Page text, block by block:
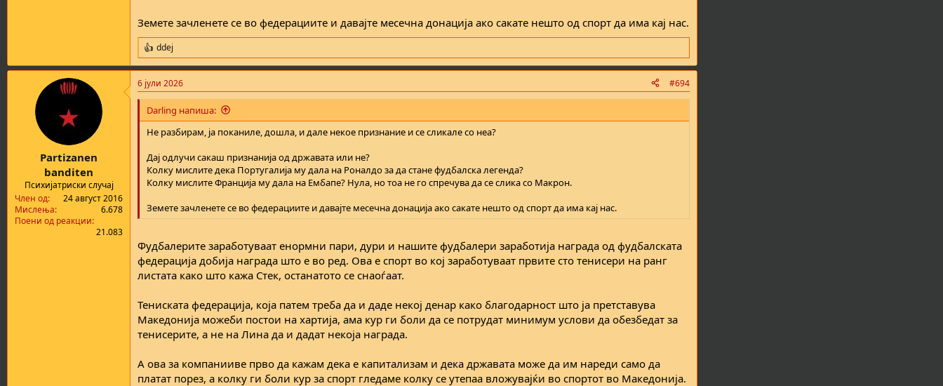
Земете зачленете се во федерациите и давајте месечна донација ако сакате нешто од спорт да има кај нас.
R
e
a
c
t
o
ddej
Partizanen
banditen
Психијатриски случај
Член од
24 август 2016
Мислења
6.678
Поени од реакции
21.083
6 јули 2026 #694
Darling напиша:
Не разбирам, ја поканиле, дошла, и дале некое признание и се сликале со неа?
Дај одлучи сакаш признанија од државата или не?
Колку мислите дека Португалија му дала на Роналдо за да стане фудбалска легенда?
Колку мислите Франција му дала на Ембапе? Нула, но тоа не го спречува да се слика со Макрон.
Земете зачленете се во федерациите и давајте месечна донација ако сакате нешто од спорт да има кај нас.
Фудбалерите заработуваат енормни пари, дури и нашите фудбалери заработија награда од фудбалската
федерација добија награда што е во ред. Ова е спорт во кој заработуваат првите сто тенисери на ранг
листата како што кажа Стек, останатото се снаоѓаат.
Тениската федерација, која патем треба да и даде некој денар како благодарност што ја претставува
Македонија можеби постои на хартија, ама кур ги боли да се потрудат минимум услови да обезбедат за
тенисерите, а не на Лина да и дадат некоја награда.
А ова за компанииве прво да кажам дека е капитализам и дека државата може да им нареди само да
платат порез, а колку ги боли кур за спорт гледаме колку се утепаа вложувајќи во спортот во Македонија.